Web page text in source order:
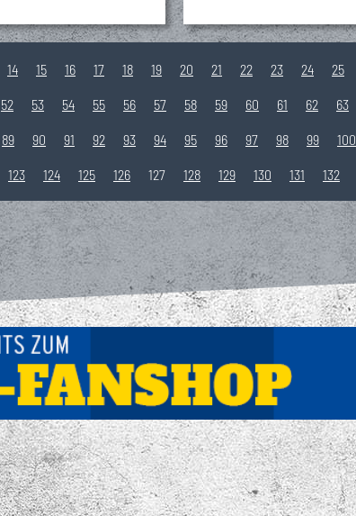
14 15 16 17 18 19 20 21 22 23 24 25
52 53 54 55 56 57 58 59 60 61 62 63
89 90 91 92 93 94 95 96 97 98 99 100
123 124 125 126 127 128 129 130 131 132